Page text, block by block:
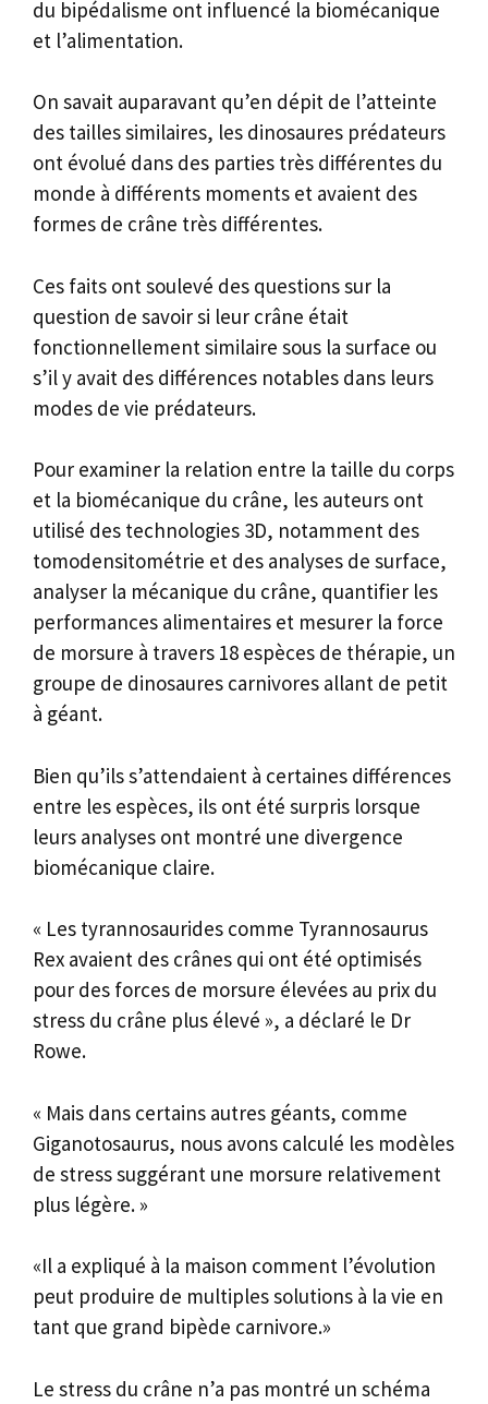
du bipédalisme ont influencé la biomécanique
et l’alimentation.
On savait auparavant qu’en dépit de l’atteinte
des tailles similaires, les dinosaures prédateurs
ont évolué dans des parties très différentes du
monde à différents moments et avaient des
formes de crâne très différentes.
Ces faits ont soulevé des questions sur la
question de savoir si leur crâne était
fonctionnellement similaire sous la surface ou
s’il y avait des différences notables dans leurs
modes de vie prédateurs.
Pour examiner la relation entre la taille du corps
et la biomécanique du crâne, les auteurs ont
utilisé des technologies 3D, notamment des
tomodensitométrie et des analyses de surface,
analyser la mécanique du crâne, quantifier les
performances alimentaires et mesurer la force
de morsure à travers 18 espèces de thérapie, un
groupe de dinosaures carnivores allant de petit
à géant.
Bien qu’ils s’attendaient à certaines différences
entre les espèces, ils ont été surpris lorsque
leurs analyses ont montré une divergence
biomécanique claire.
« Les tyrannosaurides comme Tyrannosaurus
Rex avaient des crânes qui ont été optimisés
pour des forces de morsure élevées au prix du
stress du crâne plus élevé », a déclaré le Dr
Rowe.
« Mais dans certains autres géants, comme
Giganotosaurus, nous avons calculé les modèles
de stress suggérant une morsure relativement
plus légère. »
«Il a expliqué à la maison comment l’évolution
peut produire de multiples solutions à la vie en
tant que grand bipède carnivore.»
Le stress du crâne n’a pas montré un schéma